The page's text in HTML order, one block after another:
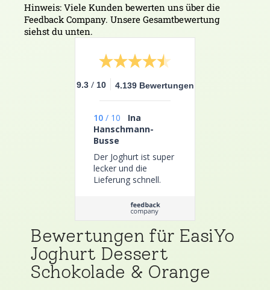
Hinweis: Viele Kunden bewerten uns über die
Feedback Company. Unsere Gesamtbewertung
siehst du unten.
9.3 / 10 4.139 Bewertungen
10 / 10
Ina
Hanschmann-
Busse
Der Joghurt ist super
lecker und die
Lieferung schnell.
Bewertungen für EasiYo
Joghurt Dessert
Schokolade & Orange